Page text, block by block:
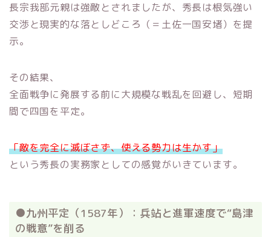
長宗我部元親は強敵とされましたが、秀長は根気強い
交渉と現実的な落としどころ（＝土佐一国安堵）を提
示。
その結果、
全面戦争に発展する前に大規模な戦乱を回避し、短期
間で四国を平定。
「敵を完全に滅ぼさず、使える勢力は生かす」
という秀長の実務家としての感覚がいきています。
●九州平定（1587年）：兵站と進軍速度で“島津
の戦意”を削る